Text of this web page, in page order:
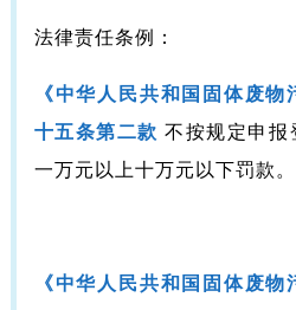
法律责任条例：
《中华人民共和国固体废
十五条第二款不按规定申报
一万元以上十万元以下罚款。
《中华人民共和国固体废